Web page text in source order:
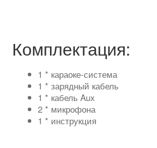
Комплектация:
1 * караоке-система
1 * зарядный кабель
1 * кабель Aux
2 * микрофона
1 * инструкция